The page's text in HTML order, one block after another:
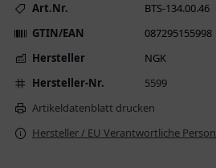
Art.Nr.
BTS-134.00.46
GTIN/EAN
087295155998
Hersteller
NGK
Hersteller-Nr.
5599
Artikeldatenblatt drucken
Hersteller / EU Verantwortliche Person